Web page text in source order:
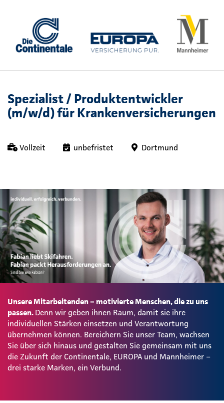
Spezialist / Produktentwickler
(m/w/d) für Krankenversicherungen
Vollzeit unbefristet Dortmund
Unsere Mitarbeitenden – motivierte Menschen, die zu uns
passen. Denn wir geben ihnen Raum, damit sie ihre
individuellen Stärken einsetzen und Verantwortung
übernehmen können. Bereichern Sie unser Team, wachsen
Sie über sich hinaus und gestalten Sie gemeinsam mit uns
die Zukunft der Continentale, EUROPA und Mannheimer –
drei starke Marken, ein Verbund.